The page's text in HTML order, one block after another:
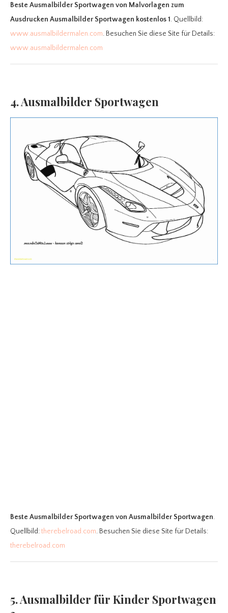
Beste Ausmalbilder Sportwagen von Malvorlagen zum
Ausdrucken Ausmalbilder Sportwagen kostenlos 1. Quellbild:
www.ausmalbildermalen.com. Besuchen Sie diese Site für Details:
www.ausmalbildermalen.com
4. Ausmalbilder Sportwagen
Beste Ausmalbilder Sportwagen von Ausmalbilder Sportwagen.
Quellbild:therebelroad.com. Besuchen Sie diese Site für Details:
therebelroad.com
5. Ausmalbilder für Kinder Sportwagen